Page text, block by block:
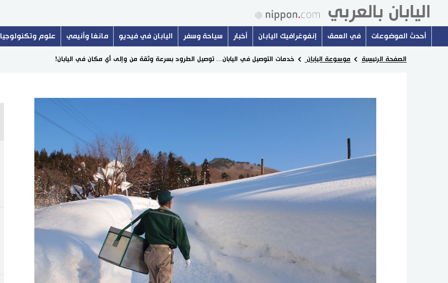
أحدث الموضوعات في العمق إنفوغرافيك اليابان أخبار سياحة وسفر اليابان في فيديو مانغا وأنيمي علوم وتكنولوجيا
الصفحة الرئيسية موسوعة اليابان خدمات التوصيل في اليابان... توصيل الطرود بسرعة وثقة من وإلى أي مكان في اليابان!